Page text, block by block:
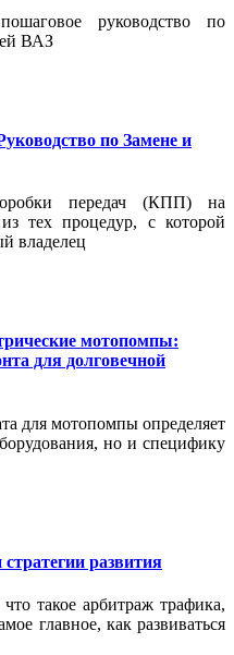
руководство по
ВАЗ
по Замене и
передач (КПП) на
тех процедур, с которой
владелец
мотопомпы:
для долговечной
для мотопомпы определяет
но и специфику
развития
такое арбитраж трафика,
главное, как развиваться